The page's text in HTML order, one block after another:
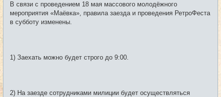
В связи с проведением 18 мая массового молодёжного
мероприятия «Маёвка», правила заезда и проведения РетроФеста
в субботу изменены.
1) Заехать можно будет строго до 9:00.
2) На заезде сотрудниками милиции будет осуществляться